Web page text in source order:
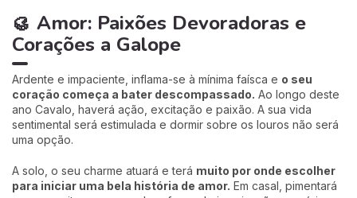
🥮 Amor: Paixões Devoradoras e
Corações a Galope
Ardente e impaciente, inflama-se à mínima faísca e o seu
coração começa a bater descompassado. Ao longo deste
ano Cavalo, haverá ação, excitação e paixão. A sua vida
sentimental será estimulada e dormir sobre os louros não será
uma opção.
A solo, o seu charme atuará e terá muito por onde escolher
para iniciar uma bela história de amor. Em casal, pimentará